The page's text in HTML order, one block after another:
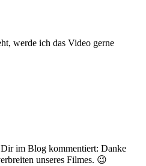
werde ich das Video gerne
im Blog kommentiert: Danke
unseres Filmes. 😉